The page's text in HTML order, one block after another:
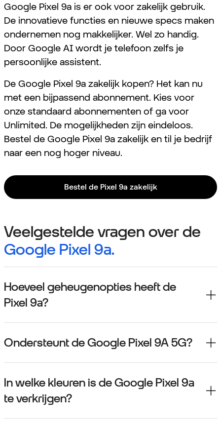
Google Pixel 9a is er ook voor zakelijk gebruik.
De innovatieve functies en nieuwe specs maken
ondernemen nog makkelijker. Wel zo handig.
Door Google AI wordt je telefoon zelfs je
persoonlijke assistent.
De Google Pixel 9a zakelijk kopen? Het kan nu
met een bijpassend abonnement. Kies voor
onze standaard abonnementen of ga voor
Unlimited. De mogelijkheden zijn eindeloos.
Bestel de Google Pixel 9a zakelijk en til je bedrijf
naar een nog hoger niveau.
Bestel de Pixel 9a zakelijk
Veelgestelde vragen over de
Google Pixel 9a.
Hoeveel geheugenopties heeft de
Pixel 9a?
Ondersteunt de Google Pixel 9A 5G?
In welke kleuren is de Google Pixel 9a
te verkrijgen?